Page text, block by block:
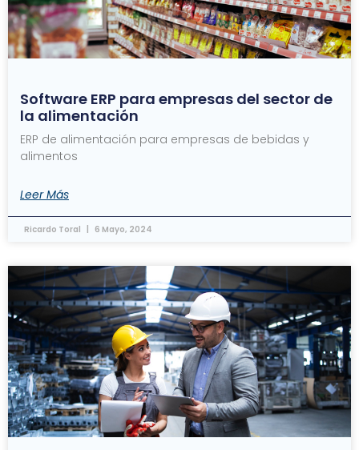
Software ERP para empresas del sector de
la alimentación
ERP de alimentación para empresas de bebidas y
alimentos
Leer Más
Ricardo Toral 6 Mayo, 2024